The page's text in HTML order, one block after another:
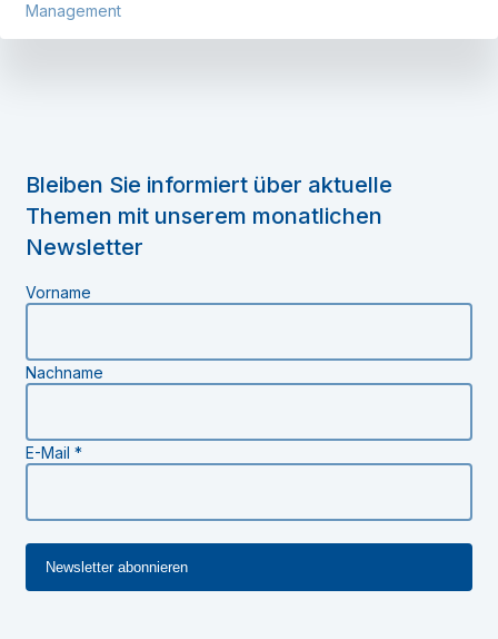
Management
Bleiben Sie informiert über aktuelle
Themen mit unserem monatlichen
Newsletter
Vorname
Nachname
E-Mail *